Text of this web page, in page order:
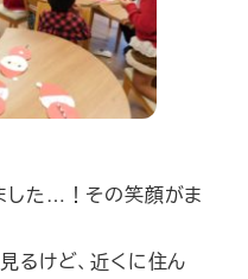
した…！その笑顔がま
るけど、近くに住ん